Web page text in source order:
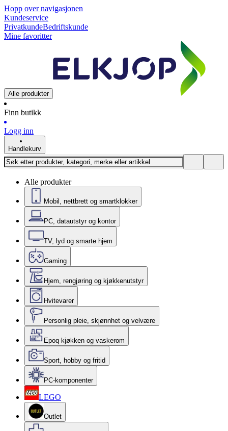
Hopp over navigasjonen
Kundeservice
PrivatkundeBedriftskunde
Mine favoritter
Alle produkter
Finn butikk
Logg inn
Handlekurv
Alle produkter
Mobil, nettbrett og smartklokker
PC, datautstyr og kontor
TV, lyd og smarte hjem
Gaming
Hjem, rengjøring og kjøkkenutstyr
Hvitevarer
Personlig pleie, skjønnhet og velvære
Epoq kjøkken og vaskerom
Sport, hobby og fritid
PC-komponenter
LEGO
Outlet